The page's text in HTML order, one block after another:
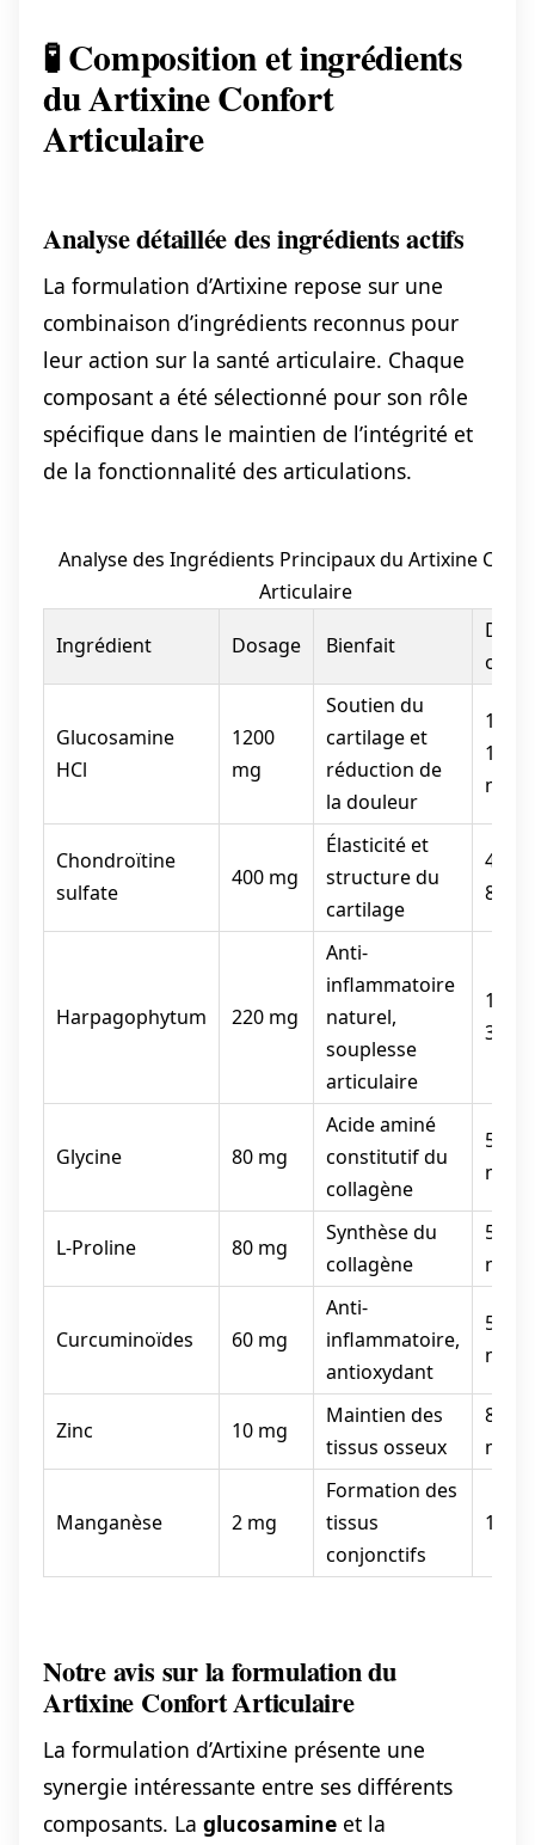
🧪 Composition et ingrédients
du Artixine Confort
Articulaire
Analyse détaillée des ingrédients actifs
La formulation d’Artixine repose sur une
combinaison d’ingrédients reconnus pour
leur action sur la santé articulaire. Chaque
composant a été sélectionné pour son rôle
spécifique dans le maintien de l’intégrité et
de la fonctionnalité des articulations.
Analyse des Ingrédients Principaux du Artixine
Articulaire
Ingrédient Dosage Bienfait
Glucosamine
HCl
1200
mg
Soutien du
cartilage et
réduction de
la douleur
1000-
1500
mg
Chondroïtine
sulfate
400 mg
Élasticité et
structure du
cartilage
400-
800
Harpagophytum 220 mg
Anti-
inflammatoire
naturel,
souplesse
articulaire
100-
300
Glycine 80 mg
Acide aminé
constitutif du
collagène
50-
mg
L-Proline 80 mg
Synthèse du
collagène
50-
mg
Curcuminoïdes 60 mg
Anti-
inflammatoire,
antioxydant
50-
mg
Zinc 10 mg
Maintien des
tissus osseux
8-15
mg
Manganèse 2 mg
Formation des
tissus
conjonctifs
1-5
Notre avis sur la formulation du
Artixine Confort Articulaire
La formulation d’Artixine présente une
synergie intéressante entre ses différents
composants. La glucosamine et la